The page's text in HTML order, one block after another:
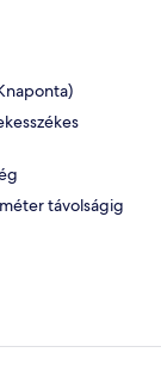
távolságig